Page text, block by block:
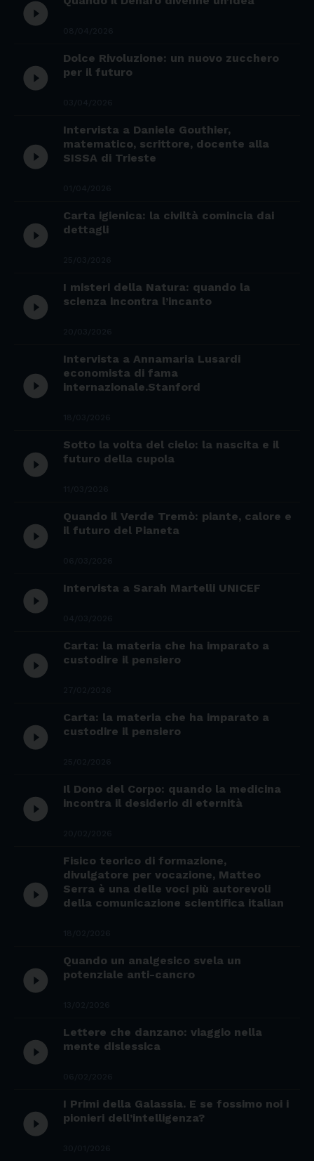
play_circle_filled
play_circle_filled
Dolce Rivoluzione: un nuovo zucchero
per il futuro
play_circle_filled
Intervista a Daniele Gouthier,
matematico, scrittore, docente alla
SISSA di Trieste
play_circle_filled
Carta igienica: la civiltà comincia dai
dettagli
play_circle_filled
I misteri della Natura: quando la
scienza incontra l’incanto
play_circle_filled
Intervista a Annamaria Lusardi
economista di fama
internazionale.Stanford
play_circle_filled
Sotto la volta del cielo: la nascita e il
futuro della cupola
play_circle_filled
Quando il Verde Tremò: piante, calore e
il futuro del Pianeta
play_circle_filled Intervista a Sarah Martelli UNICEF
play_circle_filled
Carta: la materia che ha imparato a
custodire il pensiero
play_circle_filled
Carta: la materia che ha imparato a
custodire il pensiero
play_circle_filled
Il Dono del Corpo: quando la medicina
incontra il desiderio di eternità
play_circle_filled
Fisico teorico di formazione,
divulgatore per vocazione, Matteo
Serra è una delle voci più autorevoli
della comunicazione scientifica italian
play_circle_filled
Quando un analgesico svela un
potenziale anti-cancro
play_circle_filled
Lettere che danzano: viaggio nella
mente dislessica
play_circle_filled
I Primi della Galassia. E se fossimo noi i
pionieri dell’intelligenza?